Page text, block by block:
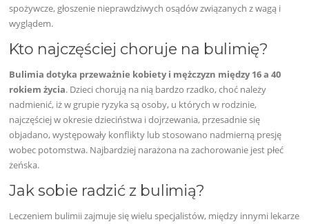
spożywcze, głoszenie nieprawdziwych osądów związanych z wagą i
wyglądem.
Kto najczęściej choruje na bulimię?
Bulimia dotyka przeważnie kobiety i mężczyzn między 16 a 40
rokiem życia. Dzieci chorują na nią bardzo rzadko, choć należy
nadmienić, iż w grupie ryzyka są osoby, u których w rodzinie,
najczęściej w okresie dzieciństwa i dojrzewania, przesadnie się
objadano, występowały konflikty lub stosowano nadmierną presję
wobec potomstwa. Najbardziej narażona na zachorowanie jest płeć
żeńska.
Jak sobie radzić z bulimią?
Leczeniem bulimii zajmuje się wielu specjalistów, między innymi lekarze